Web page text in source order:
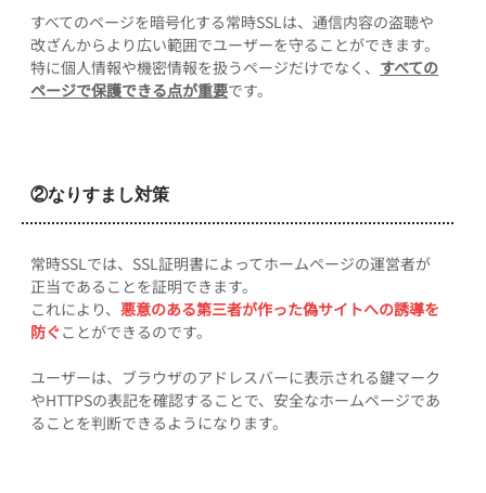
すべてのページを暗号化する常時SSLは、通信内容の盗聴や
改ざんからより広い範囲でユーザーを守ることができます。
特に個人情報や機密情報を扱うページだけでなく、 すべての
ページで保護できる点が重要です。
②なりすまし対策
常時SSLでは、SSL証明書によってホームページの運営者が
正当であることを証明できます。
これにより、 悪意のある第三者が作った偽サイトへの誘導を
防ぐことができるのです。
ユーザーは、ブラウザのアドレスバーに表示される鍵マーク
やHTTPSの表記を確認することで、安全なホームページであ
ることを判断できるようになります。